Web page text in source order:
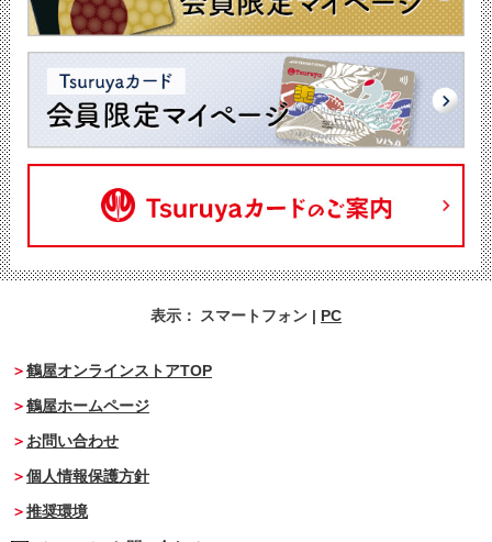
表示： スマートフォン | PC
鶴屋オンラインストアTOP
鶴屋ホームページ
お問い合わせ
個人情報保護方針
推奨環境